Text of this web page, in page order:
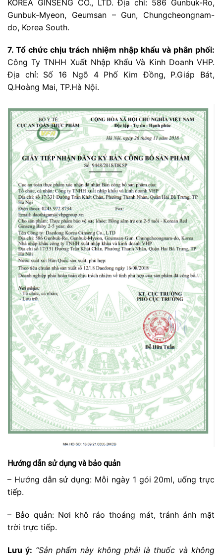
KOREA GINSENG CO., LTD. Địa chỉ: 586 Gunbuk-Ro,
Gunbuk-Myeon, Geumsan – Gun, Chungcheongnam-
do, Korea South.
7. Tổ chức chịu trách nhiệm nhập khẩu và phân phối:
Công Ty TNHH Xuất Nhập Khẩu Và Kinh Doanh VHP.
Địa chỉ: Số 16 Ngõ 4 Phố Kim Đồng, P.Giáp Bát,
Q.Hoàng Mai, TP.Hà Nội.
Hướng dẫn sử dụng và bảo quản
– Hướng dẫn sử dụng: Mỗi ngày 1 gói 20ml, uống trực
tiếp.
– Bảo quản: Nơi khô ráo thoáng mát, tránh ánh mặt
trời trực tiếp.
Lưu ý: “Sản phẩm này không phải là thuốc và không